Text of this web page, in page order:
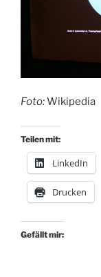
Foto:Wikipedia
Teilen mit:
LinkedIn
Drucken
Gefällt mir: